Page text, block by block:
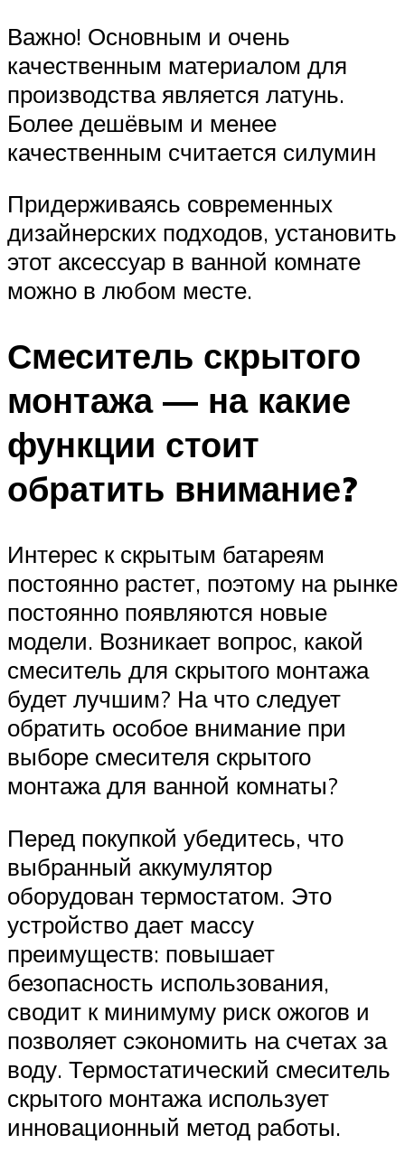
Важно! Основным и очень
качественным материалом для
производства является латунь.
Более дешёвым и менее
качественным считается силумин
Придерживаясь современных
дизайнерских подходов, установить
этот аксессуар в ванной комнате
можно в любом месте.
Смеситель скрытого
монтажа — на какие
функции стоит
обратить внимание?
Интерес к скрытым батареям
постоянно растет, поэтому на рынке
постоянно появляются новые
модели. Возникает вопрос, какой
смеситель для скрытого монтажа
будет лучшим? На что следует
обратить особое внимание при
выборе смесителя скрытого
монтажа для ванной комнаты?
Перед покупкой убедитесь, что
выбранный аккумулятор
оборудован термостатом. Это
устройство дает массу
преимуществ: повышает
безопасность использования,
сводит к минимуму риск ожогов и
позволяет сэкономить на счетах за
воду. Термостатический смеситель
скрытого монтажа использует
инновационный метод работы.